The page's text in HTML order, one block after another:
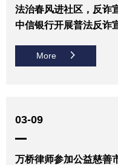
法治春风进社区，反
中信银行开展普法反诈
More
03-09
万桥律师参加公益慈善